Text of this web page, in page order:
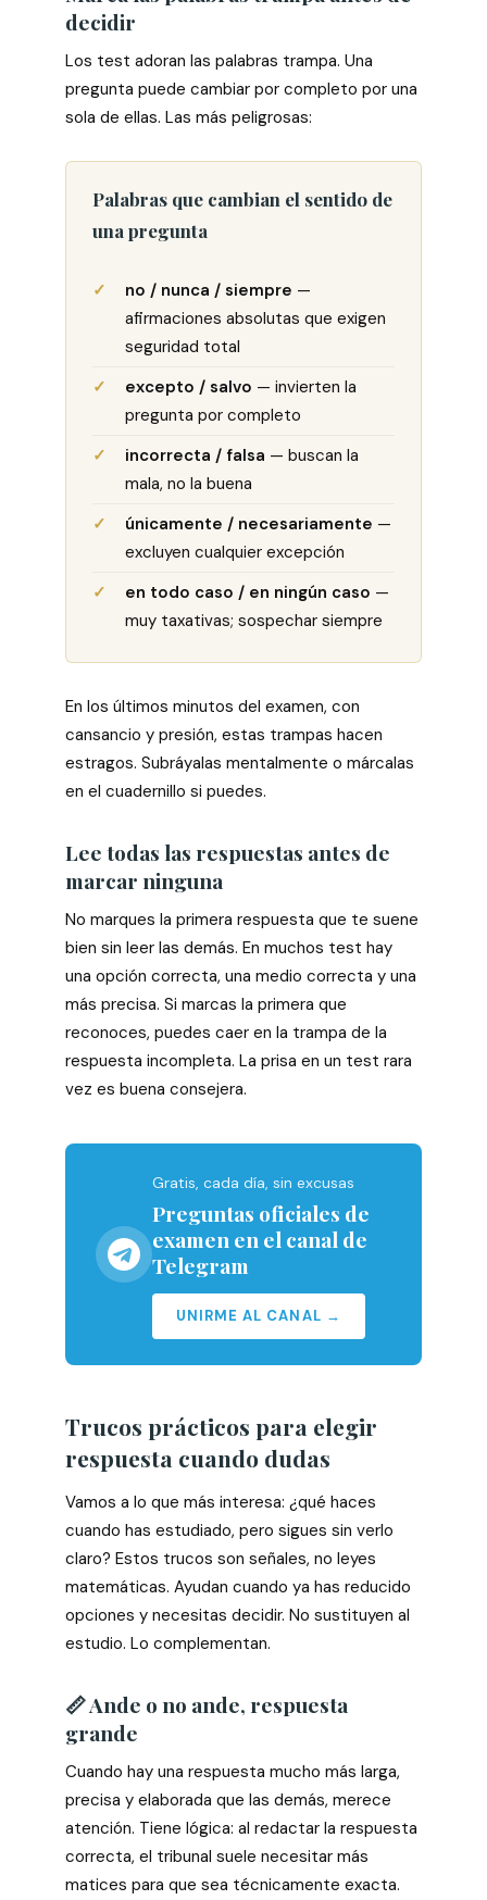
decidir
Los test adoran las palabras trampa. Una
pregunta puede cambiar por completo por una
sola de ellas. Las más peligrosas:
Palabras que cambian el sentido de
una pregunta
no / nunca / siempre —
afirmaciones absolutas que exigen
seguridad total
excepto / salvo — invierten la
pregunta por completo
incorrecta / falsa — buscan la
mala, no la buena
únicamente / necesariamente —
excluyen cualquier excepción
en todo caso / en ningún caso —
muy taxativas; sospechar siempre
En los últimos minutos del examen, con
cansancio y presión, estas trampas hacen
estragos. Subráyalas mentalmente o márcalas
en el cuadernillo si puedes.
Lee todas las respuestas antes de
marcar ninguna
No marques la primera respuesta que te suene
bien sin leer las demás. En muchos test hay
una opción correcta, una medio correcta y una
más precisa. Si marcas la primera que
reconoces, puedes caer en la trampa de la
respuesta incompleta. La prisa en un test rara
vez es buena consejera.
Gratis, cada día, sin excusas
Preguntas oficiales de
examen en el canal de
Telegram
UNIRME AL CANAL →
Trucos prácticos para elegir
respuesta cuando dudas
Vamos a lo que más interesa: ¿qué haces
cuando has estudiado, pero sigues sin verlo
claro? Estos trucos son señales, no leyes
matemáticas. Ayudan cuando ya has reducido
opciones y necesitas decidir. No sustituyen al
estudio. Lo complementan.
📏 Ande o no ande, respuesta
grande
Cuando hay una respuesta mucho más larga,
precisa y elaborada que las demás, merece
atención. Tiene lógica: al redactar la respuesta
correcta, el tribunal suele necesitar más
matices para que sea técnicamente exacta.